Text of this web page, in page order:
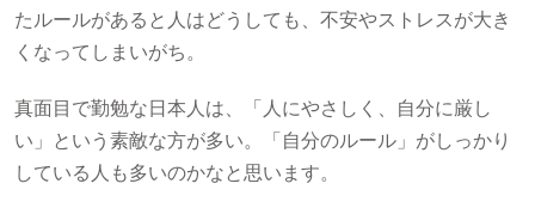
たルールがあると人はどうしても、不安やストレスが大き
くなってしまいがち。
真面目で勤勉な日本人は、「人にやさしく、自分に厳し
い」という素敵な方が多い。「自分のルール」がしっかり
している人も多いのかなと思います。